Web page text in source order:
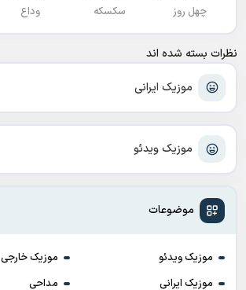
موزیک ایرانی
موزیک ویدئو
موضوعات
موزیک ویدئو
موزیک خارجی
موزیک ایرانی
مداحی
چهل روز سکسکه وداع
نظرات بسته شده اند